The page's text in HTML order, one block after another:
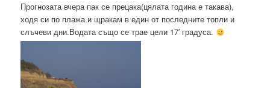
Прогнозата вчера пак се прецака(цялата година е такава),
ходя си по плажа и щракам в един от последните топли и
слъчеви дни.Водата също се трае цели 17′ градуса.